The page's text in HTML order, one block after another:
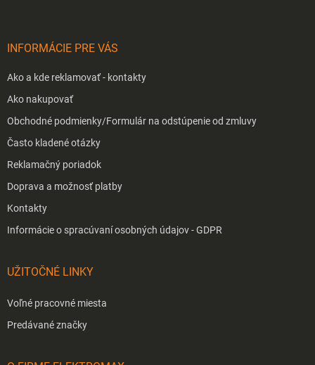
INFORMÁCIE PRE VÁS
Ako a kde reklamovať - kontakty
Ako nakupovať
Obchodné podmienky/Formulár na odstúpenie od zmluvy
Často kladené otázky
Reklamačný poriadok
Doprava a možnosť platby
Kontakty
Informácie o spracúvaní osobných údajov - GDPR
UŽITOČNÉ LINKY
Voľné pracovné miesta
Predávané značky